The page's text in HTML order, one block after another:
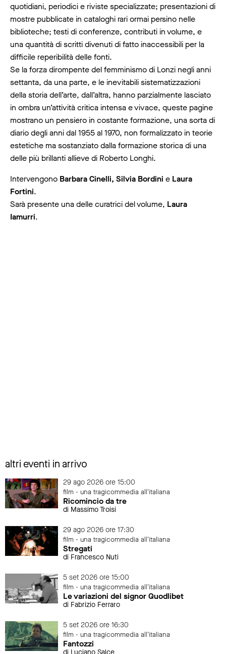
quotidiani, periodici e riviste specializzate; presentazioni di
mostre pubblicate in cataloghi rari ormai persino nelle
biblioteche; testi di conferenze, contributi in volume, e
una quantità di scritti divenuti di fatto inaccessibili per la
difficile reperibilità delle fonti.
Se la forza dirompente del femminismo di Lonzi negli anni
settanta, da una parte, e le inevitabili sistematizzazioni
della storia dell’arte, dall’altra, hanno parzialmente lasciato
in ombra un’attività critica intensa e vivace, queste pagine
mostrano un pensiero in costante formazione, una sorta di
diario degli anni dal 1955 al 1970, non formalizzato in teorie
estetiche ma sostanziato dalla formazione storica di una
delle più brillanti allieve di Roberto Longhi.
Intervengono Barbara Cinelli, Silvia Bordini e Laura
Fortini.
Sarà presente una delle curatrici del volume, Laura
Iamurri.
altri eventi in arrivo
29 ago 2026 ore 15:00
film - una tragicommedia all'italiana
Ricomincio da tre
di Massimo Troisi
29 ago 2026 ore 17:30
film - una tragicommedia all'italiana
Stregati
di Francesco Nuti
5 set 2026 ore 15:00
film - una tragicommedia all'italiana
Le variazioni del signor Quodlibet
di Fabrizio Ferraro
5 set 2026 ore 16:30
film - una tragicommedia all'italiana
Fantozzi